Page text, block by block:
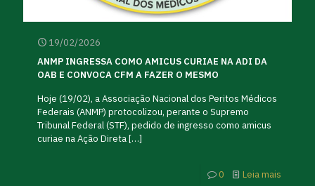
19/02/2026
ANMP INGRESSA COMO AMICUS CURIAE NA ADI DA
OAB E CONVOCA CFM A FAZER O MESMO
Hoje (19/02), a Associação Nacional dos Peritos Médicos
Federais (ANMP) protocolizou, perante o Supremo
Tribunal Federal (STF), pedido de ingresso como amicus
curiae na Ação Direta[…]
0 Leia mais